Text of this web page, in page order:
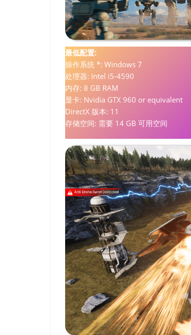
最低配置:
操作系统 *: Windows 7
处理器: Intel i5-4590
内存: 8 GB RAM
显卡: Nvidia GTX 960 or equivalent
DirectX 版本: 11
存储空间: 需要 14 GB 可用空间